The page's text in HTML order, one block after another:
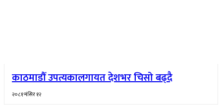
काठमाडौँ उपत्यकालगायत देशभर चिसो बढ्दै
२०८१ मंसिर १२